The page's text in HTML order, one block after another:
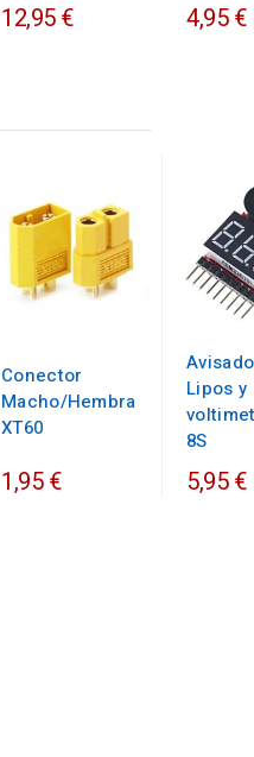
12,95 € 4,95 €
Conector
Macho/Hembra
XT60
1,95 €
Lipos y
8S
5,95 €